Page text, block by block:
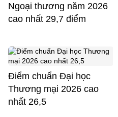
Ngoại thương năm 2026
cao nhất 29,7 điểm
Điểm chuẩn Đại học
Thương mại 2026 cao
nhất 26,5